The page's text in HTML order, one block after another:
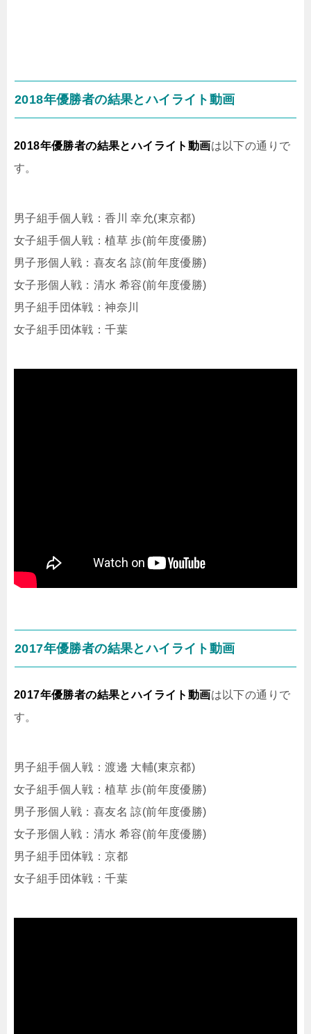
2018年優勝者の結果とハイライト動画
2018年優勝者の結果とハイライト動画は以下の通りで
す。
男子組手個人戦：香川 幸允(東京都)
女子組手個人戦：植草 歩(前年度優勝)
男子形個人戦：喜友名 諒(前年度優勝)
女子形個人戦：清水 希容(前年度優勝)
男子組手団体戦：神奈川
女子組手団体戦：千葉
2017年優勝者の結果とハイライト動画
2017年優勝者の結果とハイライト動画は以下の通りで
す。
男子組手個人戦：渡邊 大輔(東京都)
女子組手個人戦：植草 歩(前年度優勝)
男子形個人戦：喜友名 諒(前年度優勝)
女子形個人戦：清水 希容(前年度優勝)
男子組手団体戦：京都
女子組手団体戦：千葉